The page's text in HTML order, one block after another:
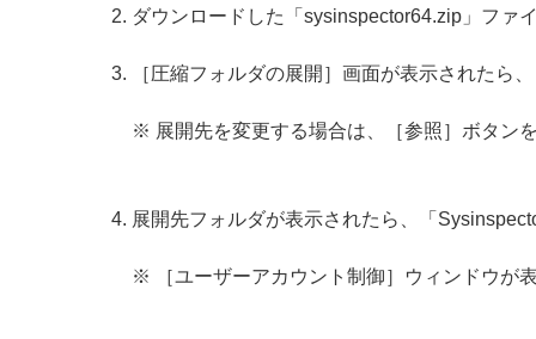
ダウンロードした「sysinspector64.zip」ファ
［圧縮フォルダの展開］画面が表示されたら
※ 展開先を変更する場合は、［参照］ボタン
展開先フォルダが表示されたら、「
※ ［ユーザーアカウント制御］ウィンドウが